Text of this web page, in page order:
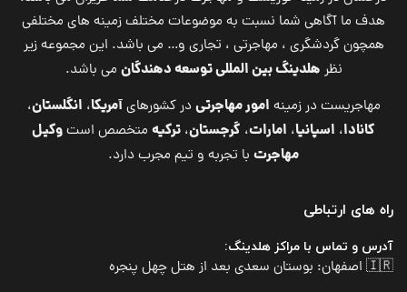
هدف ما آگاهی شما نسبت به موضوعات مختلف زمینه های مختلفی
همچون گردشگری ، مهاجرتی ، تجاری و… می باشد. این مجموعه زیر
نظر هلدینگ بین المللی توسعه دهندگان می باشد.
مهاجریست در زمینه امور مهاجرتیدر کشورهایآمریکا، انگلستان،
کانادا، اسپانیا، امارات، گرجستان، ترکیه متخصص استوکیل
مهاجرت با تجربه و تیم مجرب دارد.
راه های ارتباطی
آدرس و تماس با مراکز هلدینگ:
🇮🇷 اصفهان: بوستان سعدی بعد از هتل چهل پنجره